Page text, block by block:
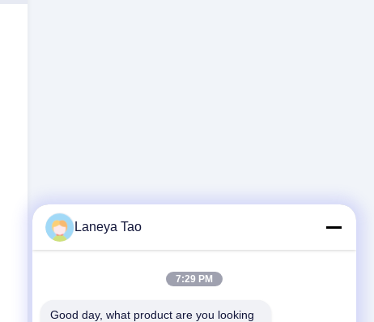
Laneya Tao
7:29 PM
Good day, what product are you looking